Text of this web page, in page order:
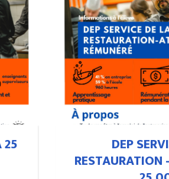
25 DEP
RESTAURATION